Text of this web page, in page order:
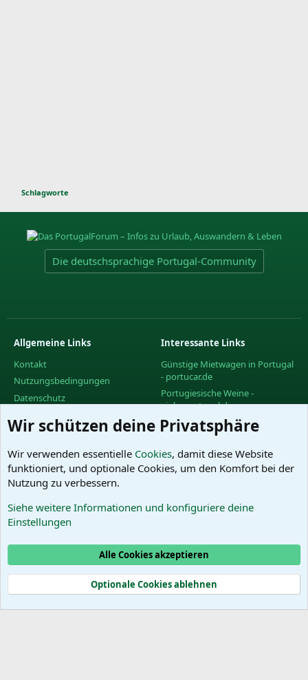
Schlagworte
Die deutschsprachige Portugal-Community
Allgemeine Links
Kontakt
Nutzungsbedingungen
Datenschutz
R
Interessante Links
Günstige Mietwagen in Portugal
- portucar.de
Portugiesische Weine -
vinhoportugal.de
Facebook-Gruppe des
PortugalForums
Facebook-Gruppe "Urlaub in
Portugal"
Das PortugalForum ohne
Community platform by XenForo® © 2010-2025 XenForo Ltd.
Wir schützen deine Privatsphäre
Wir verwenden essentielle Cookies, damit diese Website
funktioniert, und optionale Cookies, um den Komfort bei der
Nutzung zu verbessern.
Siehe weitere Informationen und konfiguriere deine
Einstellungen
Alle Cookies akzeptieren
Optionale Cookies ablehnen